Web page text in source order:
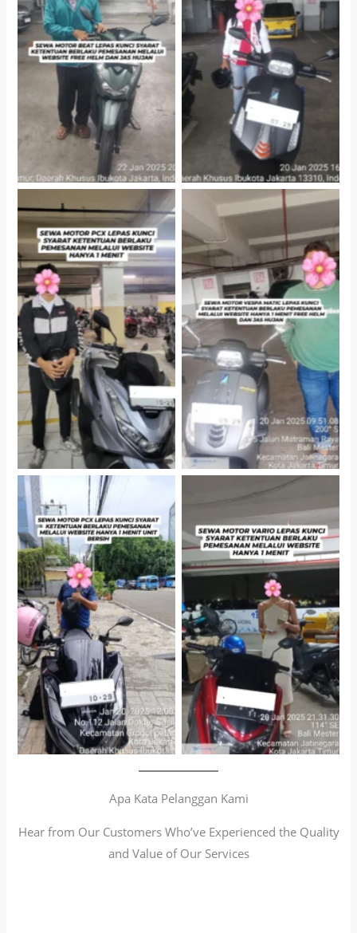
Cityplaza Jatinegara
Gedung Parkir P6A
Cityplaza Jatinegara
Gedung Parkir P6A
Hotel Kartika Chandra,
Jakarta Selatan
Cityplaza Jatinegara
Gedung Parkir P6A
Antar Jemput Kendaraan
Cityplaza Jatinegara
Gedung Parkir P6A
Apa Kata Pelanggan Kami
Hear from Our Customers Who’ve Experienced the Quality
and Value of Our Services